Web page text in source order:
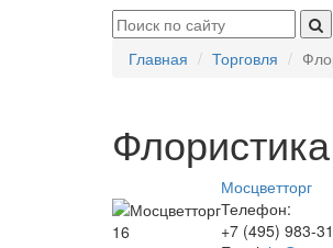
Главная Торговля
Флористика
16
Мосцветторг
Телефон:
+7 (495) 983-